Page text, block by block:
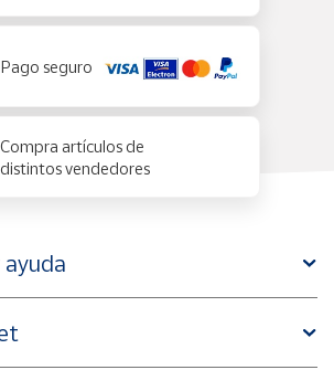
Pago seguro
Compra artículos de
distintos vendedores